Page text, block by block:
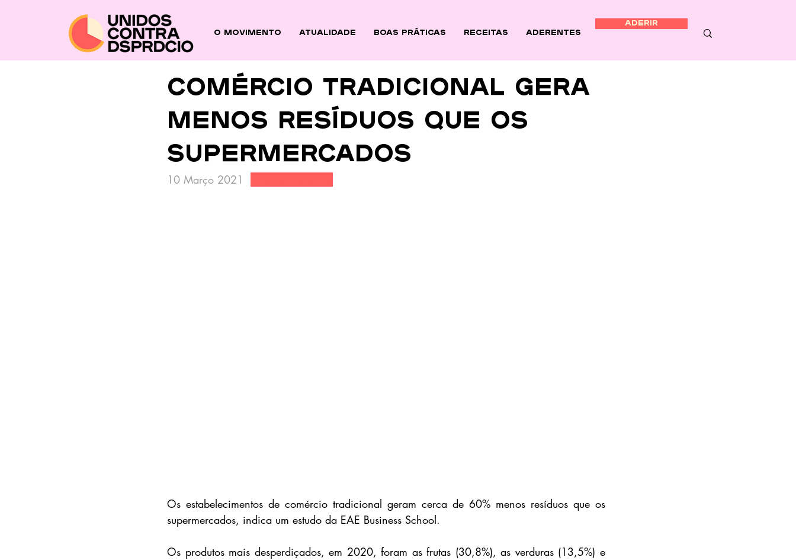
O Movimento ATUALIDADE BOAS PRÁTICAS Receitas Aderentes
ADERIR
Comércio tradicional gera
menos resíduos que os
supermercados
10 Março 2021
Os estabelecimentos de comércio tradicional geram cerca de 60% menos resíduos que os
supermercados, indica um estudo da EAE Business School.
Os produtos mais desperdiçados, em 2020, foram as frutas (30,8%), as verduras (13,5%) e